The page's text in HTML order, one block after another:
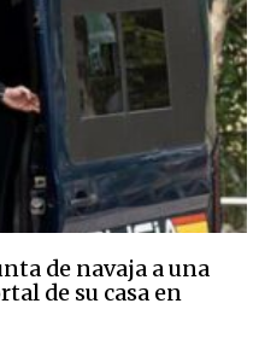
de navaja a una
de su casa en